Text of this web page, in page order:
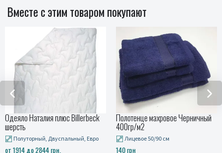
Вместе с этим товаром покупают
Полотенце махровое Черничный
400гр/м2
Лицевое 50/90 см
140 грн
Полотенца махровые
серо-беж
Набор (баня и лицо)
660 грн